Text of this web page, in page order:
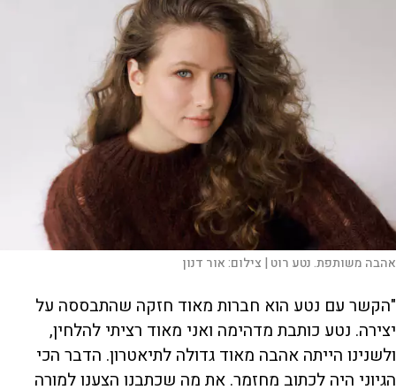
אהבה משותפת. נטע רוט | צילום:אור דנון
"הקשר עם נטע הוא חברות מאוד חזקה שהתבססה על
יצירה. נטע כותבת מדהימה ואני מאוד רציתי להלחין,
ולשנינו הייתה אהבה מאוד גדולה לתיאטרון. הדבר הכי
הגיוני היה לכתוב מחזמר. את מה שכתבנו הצענו למורה